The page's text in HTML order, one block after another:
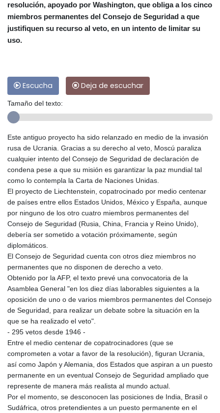
resolución, apoyado por Washington, que obliga a los cinco
miembros permanentes del Consejo de Seguridad a que
justifiquen su recurso al veto, en un intento de limitar su
uso.
Escucha Deja de escuchar
Tamaño del texto:
Este antiguo proyecto ha sido relanzado en medio de la invasión
rusa de Ucrania. Gracias a su derecho al veto, Moscú paraliza
cualquier intento del Consejo de Seguridad de declaración de
condena pese a que su misión es garantizar la paz mundial tal
como lo contempla la Carta de Naciones Unidas.
El proyecto de Liechtenstein, copatrocinado por medio centenar
de países entre ellos Estados Unidos, México y España, aunque
por ninguno de los otro cuatro miembros permanentes del
Consejo de Seguridad (Rusia, China, Francia y Reino Unido),
debería ser sometido a votación próximamente, según
diplomáticos.
El Consejo de Seguridad cuenta con otros diez miembros no
permanentes que no disponen de derecho a veto.
Obtenido por la AFP, el texto prevé una convocatoria de la
Asamblea General "en los diez días laborables siguientes a la
oposición de uno o de varios miembros permanentes del Consejo
de Seguridad, para realizar un debate sobre la situación en la
que se ha realizado el veto".
- 295 vetos desde 1946 -
Entre el medio centenar de copatrocinadores (que se
comprometen a votar a favor de la resolución), figuran Ucrania,
así como Japón y Alemania, dos Estados que aspiran a un puesto
permanente en un eventual Consejo de Seguridad ampliado que
represente de manera más realista al mundo actual.
Por el momento, se desconocen las posiciones de India, Brasil o
Sudáfrica, otros pretendientes a un puesto permanente en el